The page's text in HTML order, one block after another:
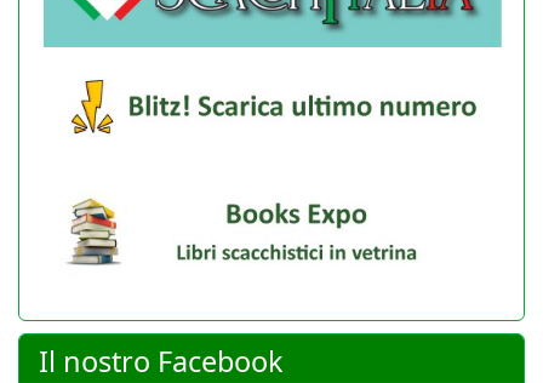
Il nostro Facebook